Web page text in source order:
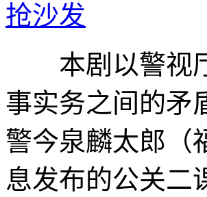
抢沙发
本剧以警视厅
事实务之间的矛
警今泉麟太郎（
息发布的公关二